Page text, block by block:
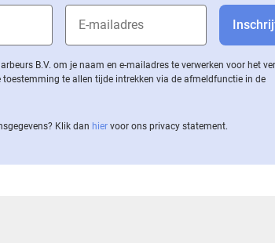
B.V. om je naam en e-mailadres te verwerken voor het
te allen tijde intrekken via de af­meld­func­tie in de
Klik dan hier voor ons privacy statement.